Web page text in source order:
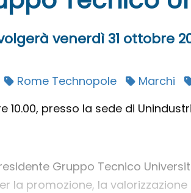
venerdì 31 ottobre
Rome Technopole Marchi
10.00, presso la sede di
Gruppo Tecnico
la promozione, la